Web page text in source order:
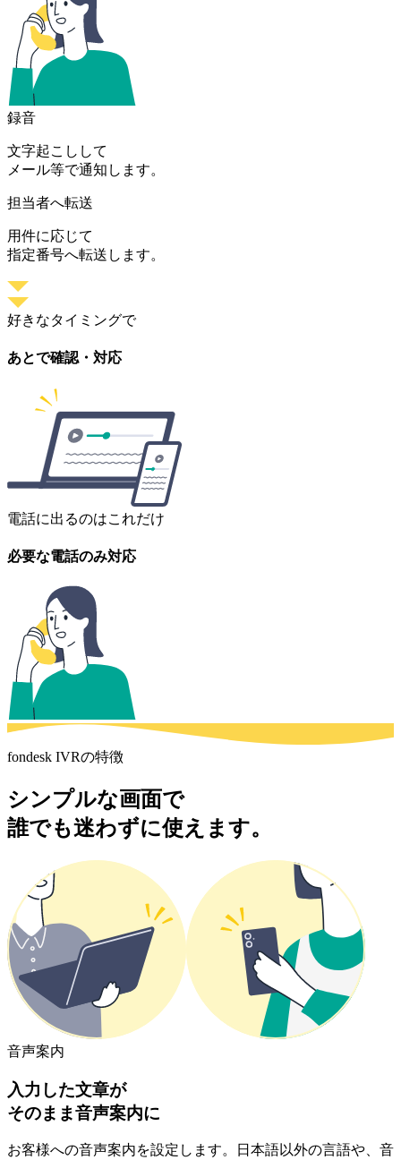
録音
文字起こしして
メール等で通知します。
担当者へ転送
用件に応じて
指定番号へ転送します。
好きなタイミングで
あとで確認・対応
電話に出るのはこれだけ
必要な電話のみ対応
fondesk IVRの特徴
シンプルな画面で
誰でも迷わずに使えます。
音声案内
入力した文章が
そのまま音声案内に
お客様への音声案内を設定します。日本語以外の言語や、音